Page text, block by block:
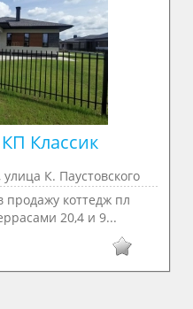
Классик
К. Паустовского
продажу коттедж пл
20,4 и 9...